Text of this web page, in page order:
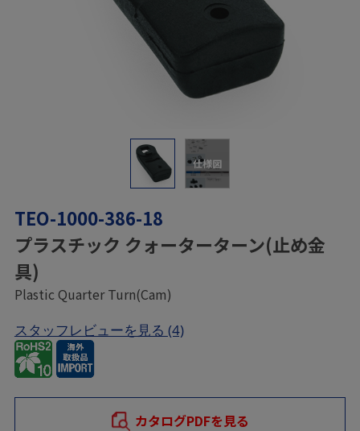
仕様図
TEO-1000-386-18
プラスチック クォーターターン(止め金
具)
Plastic Quarter Turn(Cam)
スタッフレビューを見る (4)
カタログPDFを見る